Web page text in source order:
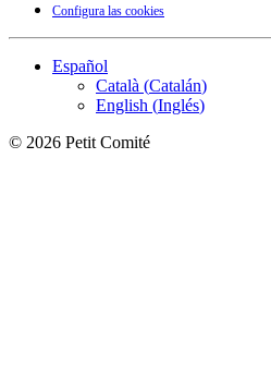
Configura las cookies
Español
Català (Catalán)
English (Inglés)
© 2026 Petit Comité